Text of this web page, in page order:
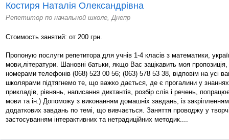
Костиря Наталія Олександрівна
Репетитор по начальной школе, Днепр
Стоимость занятий: от 200 грн.
Пропоную послуги репетитора для учнів 1-4 класів з математики,
мови,літератури. Шановні батьки, якщо Вас зацікавить моя
номерами телефонів (068) 523 00 56; (063) 578 53 38, відповім на усі
школярами підтягнемо те, що важко дається, де є прогалини у
прикладів, рівнянь, написання диктантів, розбір слів і речень,
мови та ін.) Допоможу з виконанням домашніх завдань, із
додаткових завдань по темі, що вивчається. Заняття проводжу у
застосуванням інтерактивних та нетрадиційних методик....